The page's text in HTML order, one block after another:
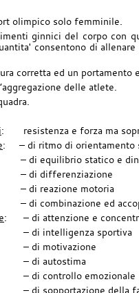
olimpico solo femminile.
ginnici del corpo con
consentono di
corretta ed un portamento
delle atlete.
: resistenza e forza ma
: – di ritmo di orientamento
e
motoria
ed
: – di attenzione e
sportiva
emozionale
della fatica e